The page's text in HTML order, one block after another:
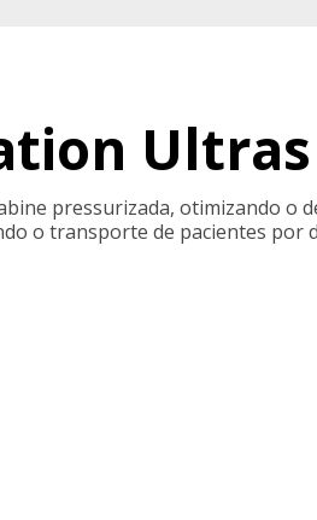
Ultras
pressurizada, otimizando o
o transporte de pacientes por